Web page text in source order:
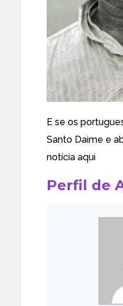
E se os
Santo Daime e
notícia aqui
Perfil de